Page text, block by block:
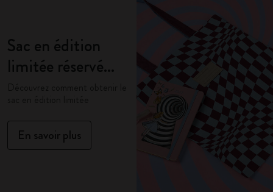
Sac en édition
limitée réservé
En savoir plus